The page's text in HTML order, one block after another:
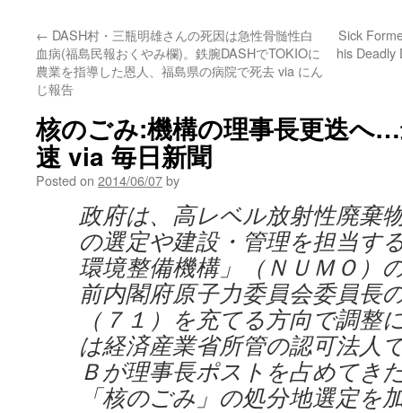
← DASH村・三瓶明雄さんの死因は急性骨髄性白
血病(福島民報おくやみ欄)。鉄腕DASHでTOKIOに
農業を指導した恩人、福島県の病院で死去 via にん
じ報告
Sick
his Deadly
核のごみ:機構の理事長更迭へ
速 via 毎日新聞
Posted on 2014/06/07by
政府は、高レベル放射性廃棄
の選定や建設・管理を担当す
環境整備機構」（ＮＵＭＯ）
前内閣府原子力委員会委員長
（７１）を充てる方向で調整
は経済産業省所管の認可法人
Ｂが理事長ポストを占めてき
「核のごみ」の処分地選定を